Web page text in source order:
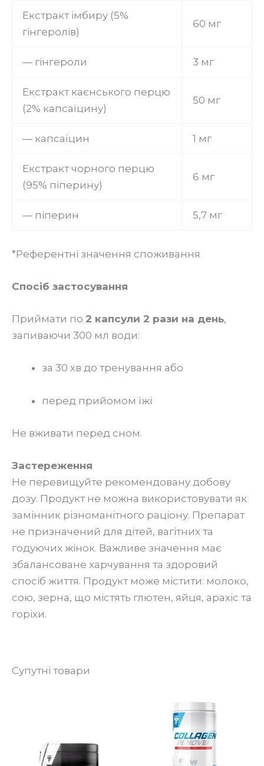
Екстракт імбиру (5%
гінгеролів)
60 мг
— гінгероли 3 мг
Екстракт каєнського перцю
(2% капсаїцину)
50 мг
— капсаїцин 1 мг
Екстракт чорного перцю
(95% піперину)
6 мг
— піперин 5,7 мг
*Референтні значення споживання
Спосіб застосування
Приймати по 2 капсули 2 рази на день,
запиваючи 300 мл води:
за 30 хв до тренування або
перед прийомом їжі
Не вживати перед сном.
Застереження
Не перевищуйте рекомендовану добову
дозу. Продукт не можна використовувати як
замінник різноманітного раціону. Препарат
не призначений для дітей, вагітних та
годуючих жінок. Важливе значення має
збалансоване харчування та здоровий
спосіб життя. Продукт може містити: молоко,
сою, зерна, що містять глютен, яйця, арахіс та
горіхи.
Супутні товари
варіантів.